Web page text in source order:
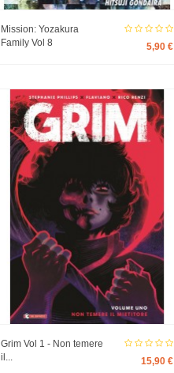
Mission: Yozakura
Family Vol 8
5,90 €
Grim Vol 1 - Non temere
il...
15,90 €